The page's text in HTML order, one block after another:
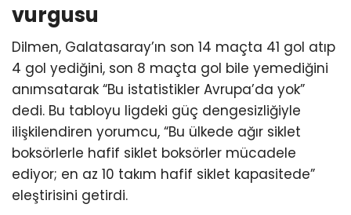
vurgusu
Dilmen, Galatasaray’ın son 14 maçta 41 gol atıp
4 gol yediğini, son 8 maçta gol bile yemediğini
anımsatarak “Bu istatistikler Avrupa’da yok”
dedi. Bu tabloyu ligdeki güç dengesizliğiyle
ilişkilendiren yorumcu, “Bu ülkede ağır siklet
boksörlerle hafif siklet boksörler mücadele
ediyor; en az 10 takım hafif siklet kapasitede”
eleştirisini getirdi.